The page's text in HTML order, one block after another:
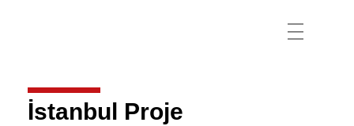
İstanbul Proje